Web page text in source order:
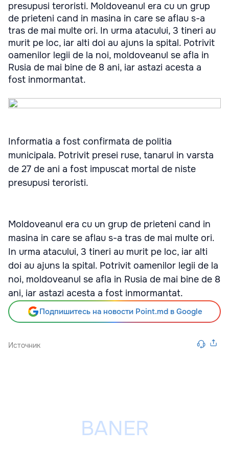
presupusi teroristi. Moldoveanul era cu un grup
de prieteni cand in masina in care se aflau s-a
tras de mai multe ori. In urma atacului, 3 tineri au
murit pe loc, iar alti doi au ajuns la spital. Potrivit
oamenilor legii de la noi, moldoveanul se afla in
Rusia de mai bine de 8 ani, iar astazi acesta a
fost inmormantat.
Informatia a fost confirmata de politia
municipala. Potrivit presei ruse, tanarul in varsta
de 27 de ani a fost impuscat mortal de niste
presupusi teroristi.
Moldoveanul era cu un grup de prieteni cand in
masina in care se aflau s-a tras de mai multe ori.
In urma atacului, 3 tineri au murit pe loc, iar alti
doi au ajuns la spital. Potrivit oamenilor legii de la
noi, moldoveanul se afla in Rusia de mai bine de 8
ani, iar astazi acesta a fost inmormantat.
Подпишитесь на новости Point.md в Google
Источник